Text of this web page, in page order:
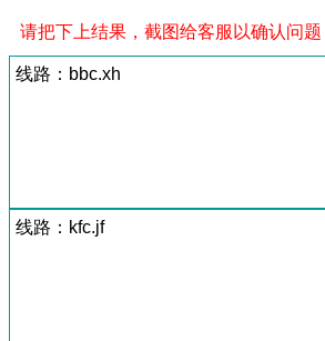
请把下上结果，截图给客服以确认问题
线路：bbc.xh
线路：kfc.jf